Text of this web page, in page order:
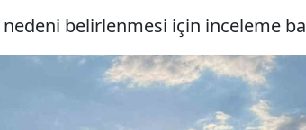
nedeni belirlenmesi için inceleme